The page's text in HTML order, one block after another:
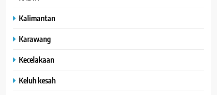
Kalimantan
Karawang
Kecelakaan
Keluh kesah